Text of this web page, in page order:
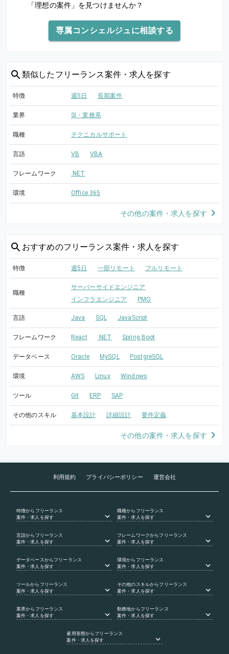
「理想の案件」を見つけませんか？
専属コンシェルジュに相談する
類似した フリーランス案件・求人を探す
特徴 週5日 長期案件
業界 SI・業務系
職種 テクニカルサポート
言語 VB VBA
フレームワーク .NET
環境 Office 365
その他の案件・求人を探す
おすすめのフリーランス案件・求人を探す
特徴 週5日 一部リモート フルリモート
職種
サーバーサイドエンジニア
インフラエンジニア
PMO
言語 Java SQL JavaScript
フレームワーク React .NET Spring Boot
データベース Oracle MySQL PostgreSQL
環境 AWS Linux Windows
ツール Git ERP SAP
その他のスキル 基本設計 詳細設計 要件定義
その他の案件・求人を探す
利用規約 プライバシーポリシー 運営会社
特徴からフリーランス
案件・求人を探す
職種からフリーランス
案件・求人を探す
言語からフリーランス
案件・求人を探す
フレームワークからフリーランス
案件・求人を探す
データベース からフリーランス
案件・求人を探す
環境からフリーランス
案件・求人を探す
ツールからフリーランス
案件・求人を探す
その他のスキルからフリーランス
案件・求人を探す
業界からフリーランス
案件・求人を探す
勤務地からフリーランス
案件・求人を探す
雇用形態からフリーランス
案件・求人を探す